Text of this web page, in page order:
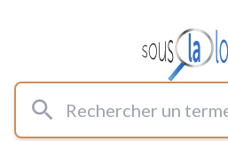
Rechercher un terme allemand